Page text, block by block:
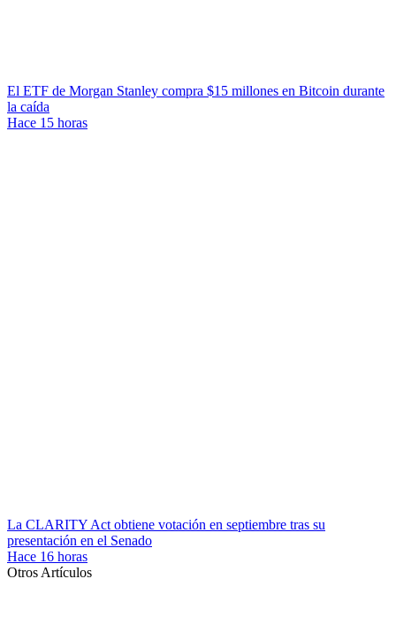
El ETF de Morgan Stanley compra $15 millones en Bitcoin durante
la caída
Hace 15 horas
La CLARITY Act obtiene votación en septiembre tras su
presentación en el Senado
Hace 16 horas
Otros Artículos